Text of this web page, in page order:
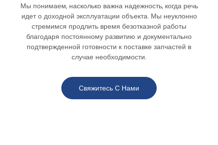
Мы понимаем, насколько важна надежность, когда речь
идет о доходной эксплуатации объекта. Мы неуклонно
стремимся продлить время безотказной работы
благодаря постоянному развитию и документально
подтвержденной готовности к поставке запчастей в
случае необходимости.
Свяжитесь С Нами